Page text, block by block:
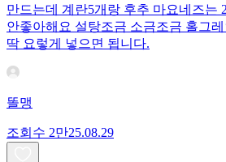
만드는데 계란5개랑 후추 마요네즈는
안좋아해요 설탕조금 소금조금 홀그
딱 요렇게 넣으면 됩니다.
똘맹
조회수 2만25.08.29